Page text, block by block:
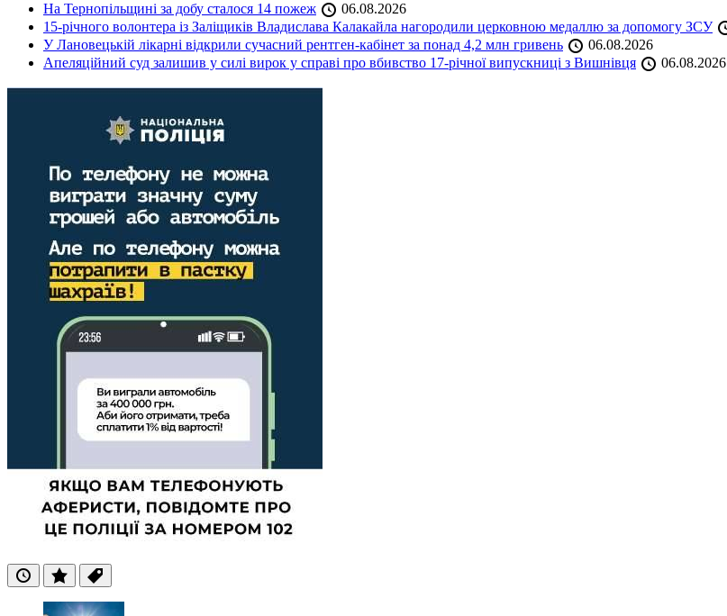
На Тернопільщині за добу сталося 14 пожеж
06.08.2026
15-річного волонтера із Заліщиків Владислава Калакайла нагородили церковною медаллю за допомогу ЗСУ
У Лановецькій лікарні відкрили сучасний рентген-кабінет за понад 4,2 млн гривень
06.08.2026
Апеляційний суд залишив у силі вирок у справі про вбивство 17-річної випускниці з Вишнівця
06.08.2026
ОстанніПопулярні
Теги